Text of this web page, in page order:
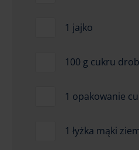
1 jajko
100 g cukru
1 opakowanie
1 łyżka mąki